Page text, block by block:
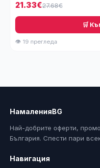
21.33€27.68€
🛒
👁 19 прегледа
НамаленияBG
Най-добрите оферти,
България. Спести пари
Навигация